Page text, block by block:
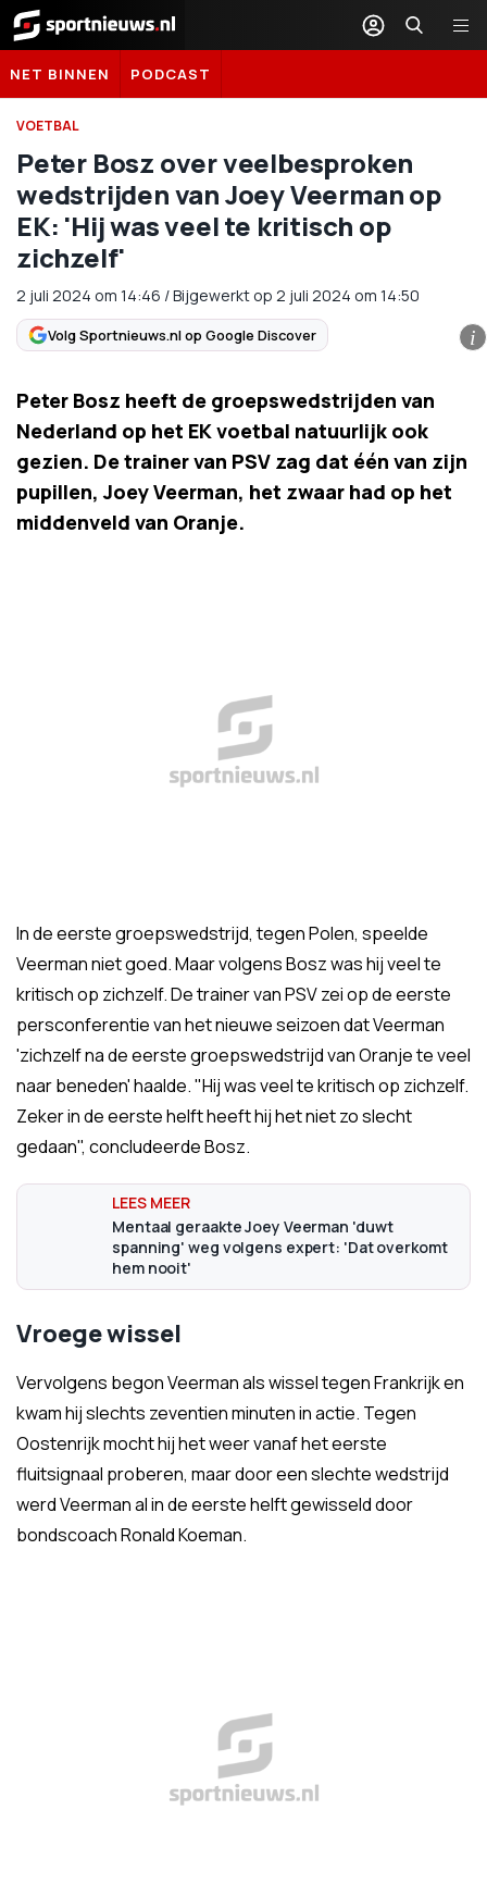
Sportnieuws.nl
NET BINNEN PODCAST
VOETBAL
Peter Bosz over veelbesproken
wedstrijden van Joey Veerman op
EK: 'Hij was veel te kritisch op
zichzelf'
2 juli 2024 om 14:46 /Bijgewerkt op 2 juli 2024 om 14:50
Volg Sportnieuws.nl op Google Discover i
Peter Bosz heeft de groepswedstrijden van
Nederland op het EK voetbal natuurlijk ook
gezien. De trainer van PSV zag dat één van zijn
pupillen, Joey Veerman, het zwaar had op het
middenveld van Oranje.
In de eerste groepswedstrijd, tegen Polen, speelde
Veerman niet goed. Maar volgens Bosz was hij veel te
kritisch op zichzelf. De trainer van PSV zei op de eerste
persconferentie van het nieuwe seizoen dat Veerman
'zichzelf na de eerste groepswedstrijd van Oranje te veel
naar beneden' haalde. "Hij was veel te kritisch op zichzelf.
Zeker in de eerste helft heeft hij het niet zo slecht
gedaan", concludeerde Bosz.
Mentaal geraakte Joey Veerman 'duwt
spanning' weg volgens expert: 'Dat overkomt
hem nooit'
Vroege wissel
Vervolgens begon Veerman als wissel tegen Frankrijk en
kwam hij slechts zeventien minuten in actie. Tegen
Oostenrijk mocht hij het weer vanaf het eerste
fluitsignaal proberen, maar door een slechte wedstrijd
werd Veerman al in de eerste helft gewisseld door
bondscoach Ronald Koeman.